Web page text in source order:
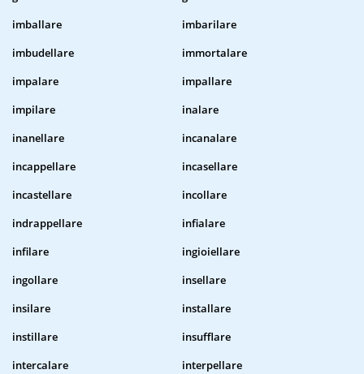
imballare
imbarilare
imbudellare
immortalare
impalare
impallare
impilare
inalare
inanellare
incanalare
incappellare
incasellare
incastellare
incollare
indrappellare
infialare
infilare
ingioiellare
ingollare
insellare
insilare
installare
instillare
insufflare
intercalare
interpellare